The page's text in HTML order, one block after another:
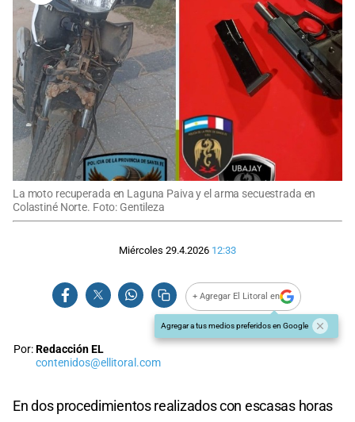
La moto recuperada en Laguna Paiva y el arma secuestrada en
Colastiné Norte. Foto: Gentileza
Miércoles 29.4.2026 12:33
+ Agregar El Litoral en
Agregar a tus medios preferidos en Google
Por:Redacción EL
contenidos@ellitoral.com
En dos procedimientos realizados con escasas horas